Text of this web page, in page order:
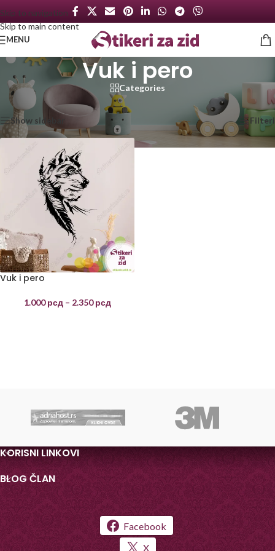
Skip to navigation
Skip to main content
MENU
Vuk i pero
Categories
Početna
Proizvod označen „Vuk i pero“ Prikazan jedan rezultat
Show sidebar Filteri
Vuk i pero
1.000рсд – 2.350рсд
KORISNI LINKOVI
BLOG ČLAN
Facebook
X